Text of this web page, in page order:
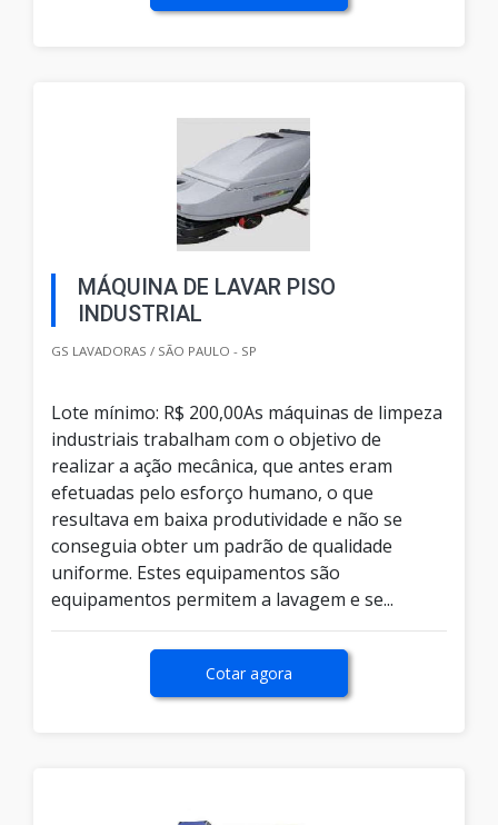
MÁQUINA DE LAVAR PISO
INDUSTRIAL
GS LAVADORAS / SÃO PAULO - SP
Lote mínimo: R$ 200,00As máquinas de limpeza
industriais trabalham com o objetivo de
realizar a ação mecânica, que antes eram
efetuadas pelo esforço humano, o que
resultava em baixa produtividade e não se
conseguia obter um padrão de qualidade
uniforme. Estes equipamentos são
equipamentos permitem a lavagem e se...
Cotar agora